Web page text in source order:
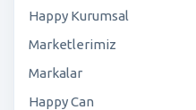
Happy Kurumsal
Marketlerimiz
Markalar
Happy Can